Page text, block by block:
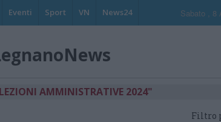
Eventi Sport VN News24 Sabato , 8
AMMINISTRATIVE 2024"
Filtro